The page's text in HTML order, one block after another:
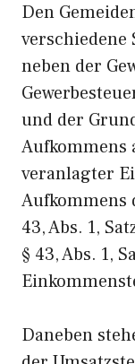
Den
verschiedene
neben der
und der
Aufkommens
veranlagter
Aufkommens
43, Abs. 1,
§ 43, Abs. 1,
Daneben